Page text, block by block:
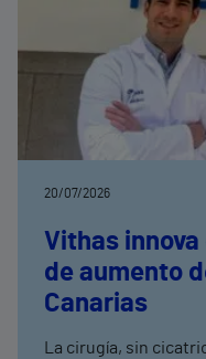
20/07/2026
Vithas
de aumento
Canarias
La cirugía, sin